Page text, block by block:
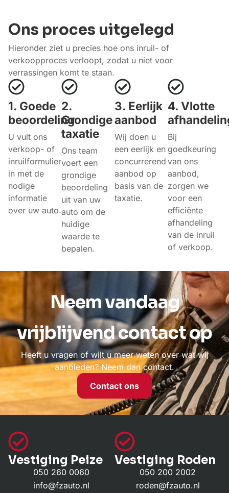
Ons proces uitgelegd
Hieronder ziet u precies hoe ons inruil- of
verkoopproces verloopt, zodat u niet voor
verrassingen komt te staan.
1. Goede
beoordeling
U vult ons
verkoop- of
inruilformulier
in met de
nodige
informatie
over uw auto.
2.
Grondige
taxatie
Ons team
voert een
grondige
beoordeling
uit van uw
auto om de
huidige
waarde te
bepalen.
3. Eerlijk
aanbod
Wij doen u
een eerlijk en
concurrerend
aanbod op
basis van de
taxatie.
4. Vlotte
Bij
goedkeuring
van ons
aanbod,
zorgen we
voor een
efficiënte
afhandeling
van de inruil
of verkoop.
Neem vandaag
vrijblijvend contact op
Heeft u vragen of wilt u meer weten over wat wij
aanbieden? Neem dan contact.
Contact ons
Vestiging Peize
050 260 0060
info@fzauto.nl
Vestiging Roden
050 200 2002
roden@fzauto.nl